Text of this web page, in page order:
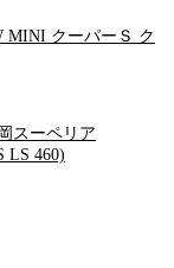
MINI クーパーＳ ク
スーペリア
LS 460)